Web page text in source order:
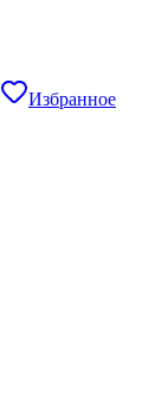
Избранное